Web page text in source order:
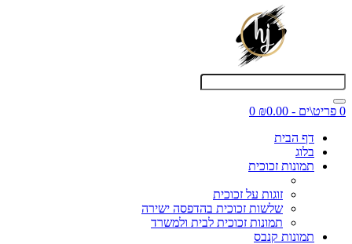
0 פריט\ים - ₪0.00
0
דף הבית
בלוג
תמונות זכוכית
זוגות על זכוכית
שלשות זכוכית בהדפסה ישירה
תמונות זכוכית לבית ולמשרד
תמונות קנבס